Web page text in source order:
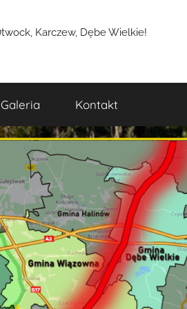
Karczew, Dębe Wielkie!
Galeria Kontakt